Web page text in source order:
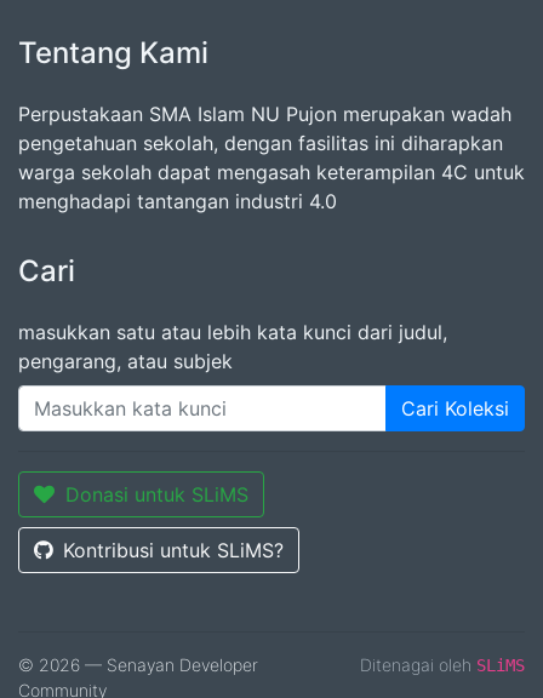
Tentang Kami
Perpustakaan SMA Islam NU Pujon merupakan wadah
pengetahuan sekolah, dengan fasilitas ini diharapkan
warga sekolah dapat mengasah keterampilan 4C untuk
menghadapi tantangan industri 4.0
Cari
masukkan satu atau lebih kata kunci dari judul,
pengarang, atau subjek
Cari Koleksi
Donasi untuk SLiMS
Kontribusi untuk SLiMS?
© 2026 — Senayan Developer
Community
Ditenagai oleh SLiMS